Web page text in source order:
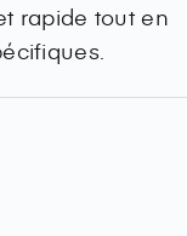
rapide tout en